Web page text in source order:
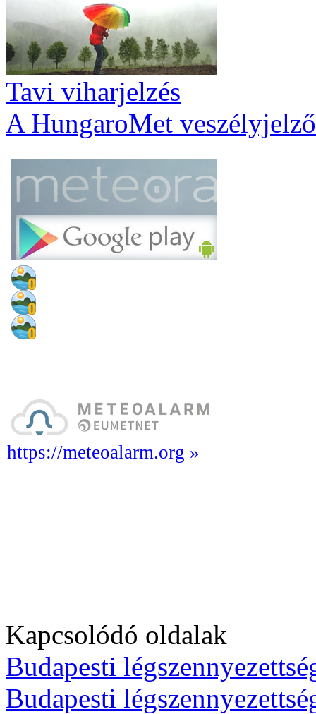
Tavi viharjelzés
A HungaroMet
https://meteoalarm.org »
Kapcsolódó oldalak
Budapesti
Budapesti